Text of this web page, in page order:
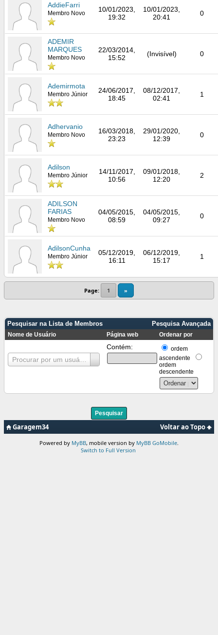
AddieFarri
Membro Novo
10/01/2023,
19:32
10/01/2023,
20:41
0
ADEMIR
MARQUES
Membro Novo
22/03/2014,
15:52
(Invisível) 0
Ademirmota
Membro Júnior
24/06/2017,
18:45
08/12/2017,
02:41
1
Adhervanio
Membro Novo
16/03/2018,
23:23
29/01/2020,
12:39
0
Adilson
Membro Júnior
14/11/2017,
10:56
09/01/2018,
12:20
2
ADILSON
FARIAS
Membro Novo
04/05/2015,
08:59
04/05/2015,
09:27
0
AdilsonCunha
Membro Júnior
05/12/2019,
16:11
06/12/2019,
15:17
1
Page: 1 »
Pesquisa Avançada
Pesquisar na Lista de Membros
Nome de Usuário Página web Ordenar por
Nome
de
Contém:
ordem
ascendente
ordem
descendente
Voltar ao Topo
Garagem34
Powered by MyBB, mobile version by MyBB GoMobile
Switch to Full Version